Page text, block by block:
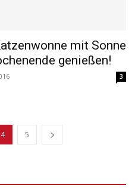
mit Sonne
genießen!
3
4 5